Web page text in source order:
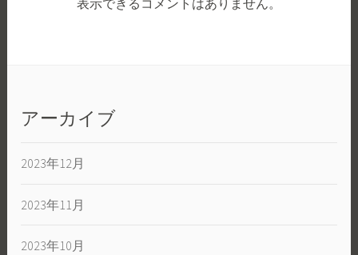
アーカイブ
2023年12月
2023年11月
2023年10月